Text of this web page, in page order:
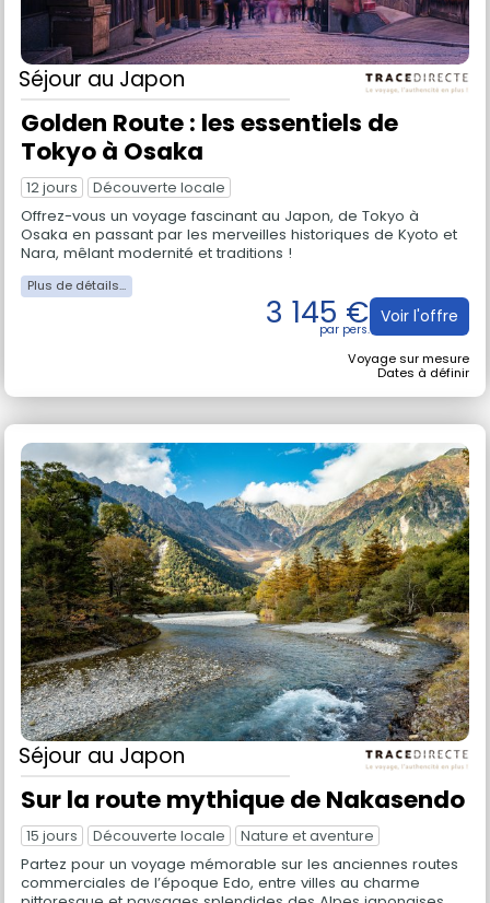
Séjour au Japon
Golden Route : les essentiels de
Tokyo à Osaka
12 jours Découverte locale
Offrez-vous un voyage fascinant au Japon, de Tokyo à
Osaka en passant par les merveilles historiques de Kyoto et
Nara, mêlant modernité et traditions !
3 145 € Voir l'offre
Voyage sur mesure
Dates à définir
Séjour au Japon
Sur la route mythique de Nakasendo
15 jours Découverte locale Nature et aventure
Partez pour un voyage mémorable sur les anciennes routes
commerciales de l’époque Edo, entre villes au charme